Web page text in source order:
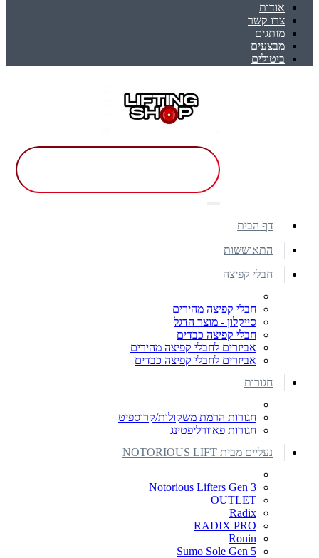
אודות
צרו קשר
מותגים
מבצעים
ביטולים
דף הבית
התאוששות
חבלי קפיצה
חבלי קפיצה מהירים
סייקלון - מוצר הדגל
חבלי קפיצה כבדים
אביזרים לחבלי קפיצה מהירים
אביזרים לחבלי קפיצה כבדים
חגורות
חגורות הרמת משקולות/קרוספיט
חגורות פאוורליפטינג
נעליים מבית NOTORIOUS LIFT
Notorious Lifters Gen 3
OUTLET
Radix
RADIX PRO
Ronin
Sumo Sole Gen 5